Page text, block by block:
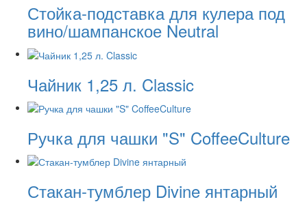
Стойка-подставка для кулера под
вино/шампанское Neutral
Чайник 1,25 л. Classic
Ручка для чашки "S" CoffeeCulture
Стакан-тумблер Divine янтарный